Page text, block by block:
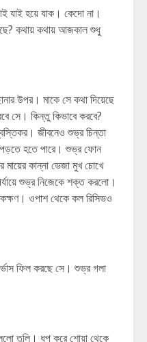
যাই হয়ে যাক। কেদো না।
কথায় কথায় আজকাল শুধু
উপর। মাকে সে কথা দিয়েছে
সে। কিন্তু কিভাবে করবে?
জীবনেও শুভ্র চিন্তা
পড়তে হতে পারে। শুভ্র ফোন
মায়ের কান্না ভেজা মুখ চোখে
শুভ্র নিজেকে শক্ত করলো।
ওপাশ থেকে কল রিসিভও
ফিল করছে সে। শুভ্র গলা
তুলি। ধপ করে শোয়া থেকে